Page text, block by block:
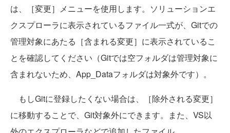
は、［変更］メニューを使用します。ソリューションエ
クスプローラに表示されているファイル一式が、Gitでの
管理対象にあたる［含まれる変更］に表示されているこ
とを確認してください（Gitでは空フォルダは管理対象に
含まれないため、App_Dataフォルダは対象外です）。
もしGitに登録したくない場合は、［除外される変更］
に移動することで、Git対象外にできます。また、VS以